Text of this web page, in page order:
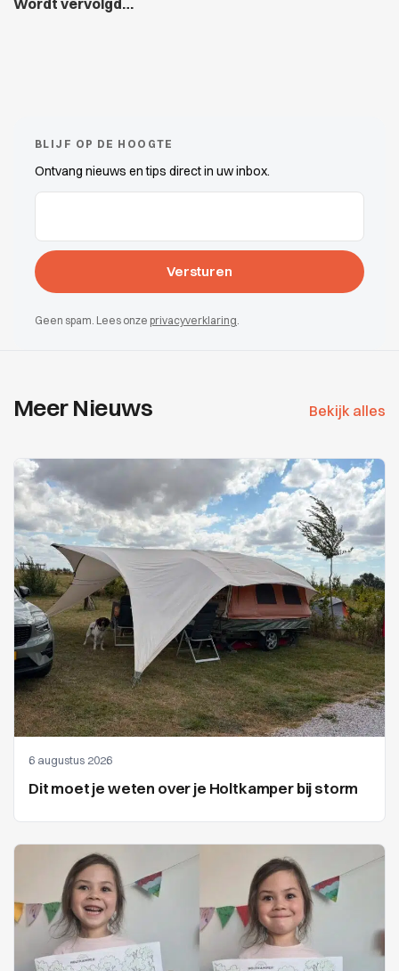
Wordt vervolgd…
BLIJF OP DE HOOGTE
Ontvang nieuws en tips direct in uw inbox.
E-mailadres
Geen spam. Lees onze privacyverklaring.
Meer Nieuws Bekijk alles
6 augustus 2026
Dit moet je weten over je Holtkamper bij storm